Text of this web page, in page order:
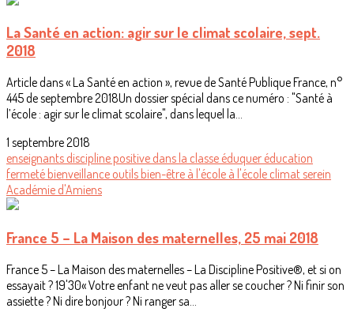
La Santé en action: agir sur le climat scolaire, sept.
2018
Article dans « La Santé en action », revue de Santé Publique France, n°
445 de septembre 2018Un dossier spécial dans ce numéro : "Santé à
l’école : agir sur le climat scolaire", dans lequel la...
1 septembre 2018
enseignants discipline positive dans la classe éduquer éducation
fermeté bienveillance outils bien-être à l'école à l'école climat serein
Académie d'Amiens
France 5 – La Maison des maternelles, 25 mai 2018
France 5 – La Maison des maternelles – La Discipline Positive®, et si on
essayait ? 19'30« Votre enfant ne veut pas aller se coucher ? Ni finir son
assiette ? Ni dire bonjour ? Ni ranger sa...